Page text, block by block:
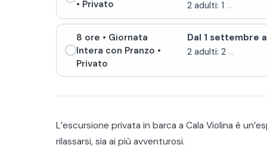
• Privato
2 adulti: 1 ...
8 ore • Giornata
Intera con Pranzo •
Privato
Dal 1 settembre
2 adulti: 2...
L’escursione privata in barca a Cala Violina è
rilassarsi, sia ai più avventurosi.